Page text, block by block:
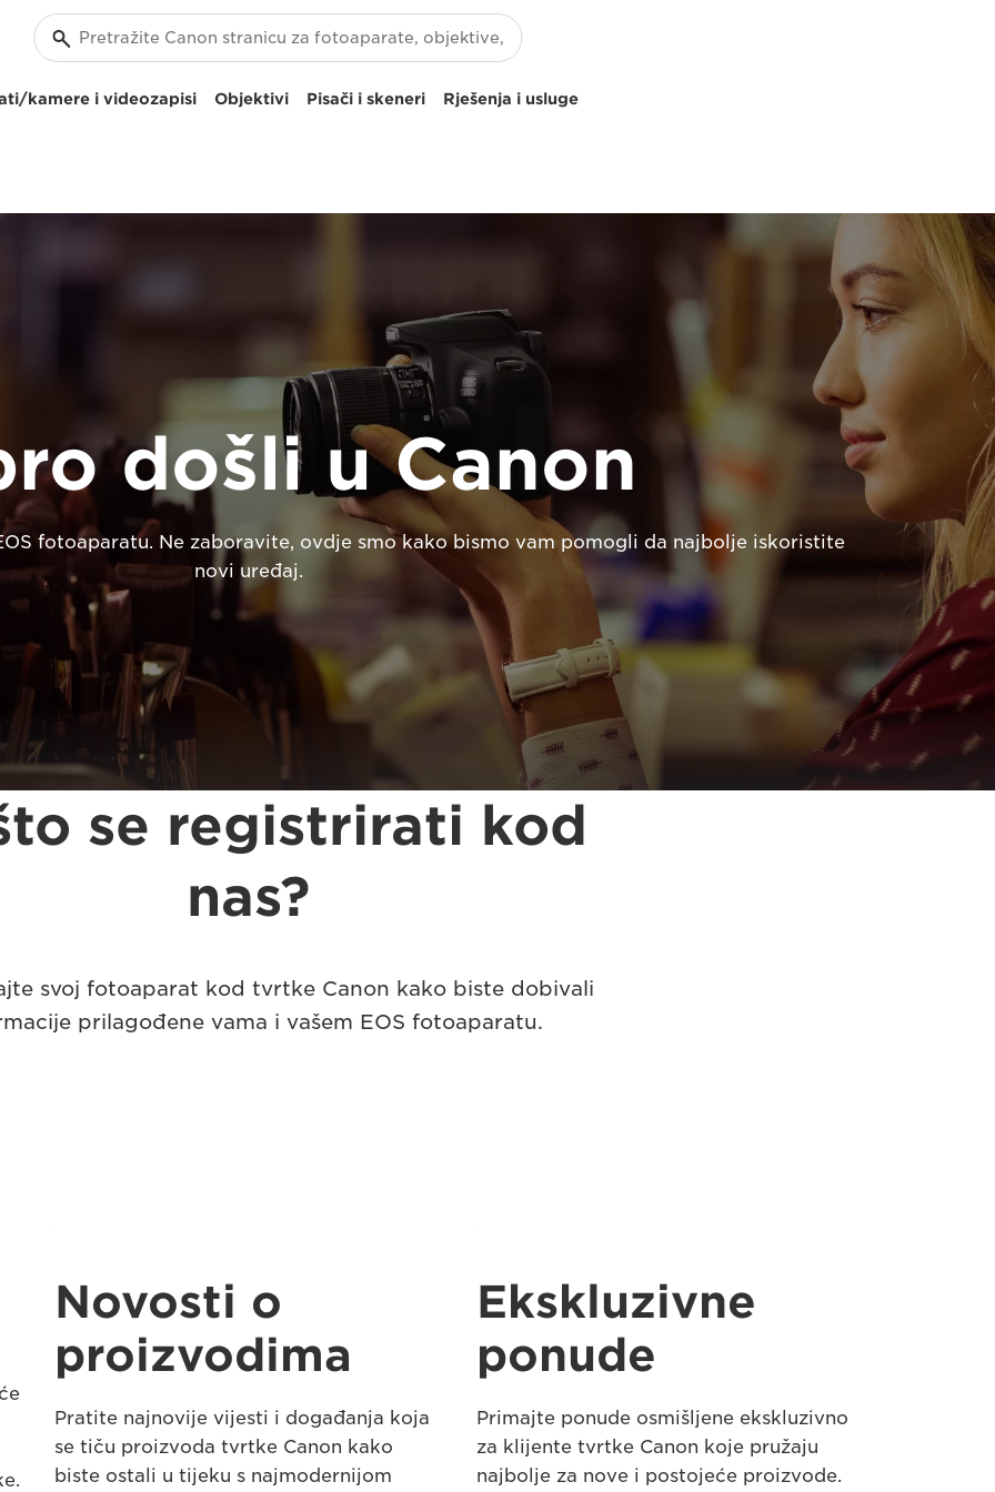
kamere i videozapisi Objektivi Pisači i skeneri Rješenja i usluge
došli u Canon
fotoaparatu. Ne zaboravite, ovdje smo kako bismo vam pomogli da najbolje iskoristite
novi uređaj.
se registrirati kod
nas?
svoj fotoaparat kod tvrtke Canon kako biste dobivali
prilagođene vama i vašem EOS fotoaparatu.
Novosti o
proizvodima
Pratite najnovije vijesti i događanja koja
se tiču proizvoda tvrtke Canon kako
biste ostali u tijeku s najmodernijom
Ekskluzivne
ponude
Primajte ponude osmišljene ekskluzivno
za klijente tvrtke Canon koje pružaju
najbolje za nove i postojeće proizvode.